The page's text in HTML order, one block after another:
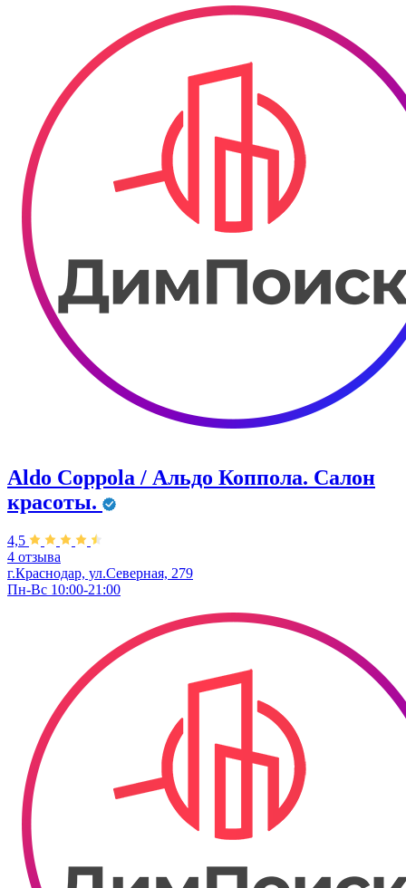
Aldo Coppola / Альдо Коппола. Салон
красоты.
4,5
4 отзыва
г.Краснодар, ул.Северная, 279
Пн-Вс 10:00-21:00